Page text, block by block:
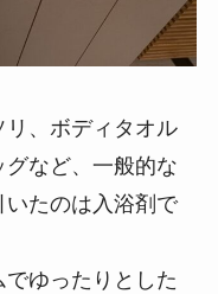
、ボディタオル
など、一般的な
たのは入浴剤で
ゆったりとした